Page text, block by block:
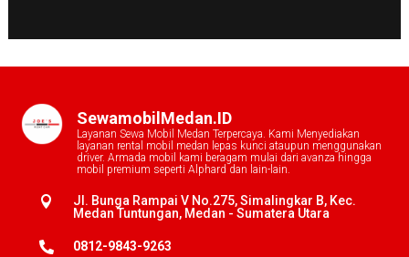
SewamobilMedan.ID
Layanan Sewa Mobil Medan Terpercaya. Kami Menyediakan
layanan rental mobil medan lepas kunci ataupun menggunakan
driver. Armada mobil kami beragam mulai dari avanza hingga
mobil premium seperti Alphard dan lain-lain.

Jl. Bunga Rampai V No.275, Simalingkar B, Kec.
Medan Tuntungan, Medan - Sumatera Utara
 0812-9843-9263